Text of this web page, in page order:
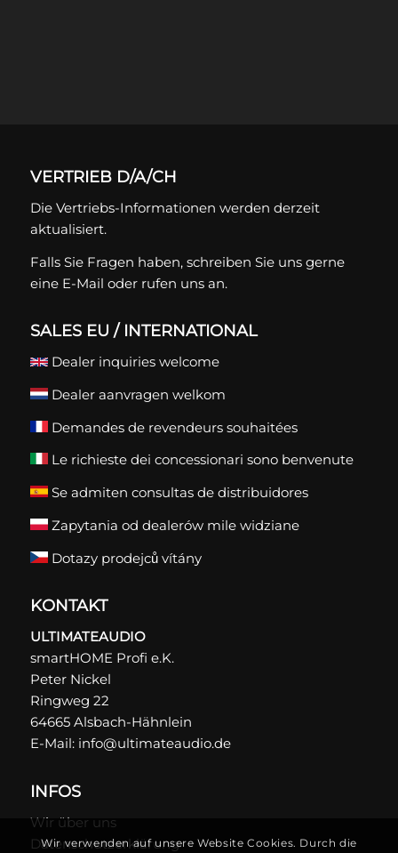
VERTRIEB D/A/CH
Die Vertriebs-Informationen werden derzeit
aktualisiert.
Falls Sie Fragen haben, schreiben Sie uns gerne
eine E-Mail oder rufen uns an.
SALES EU / INTERNATIONAL
Dealer inquiries welcome
Dealer aanvragen welkom
Demandes de revendeurs souhaitées
Le richieste dei concessionari sono benvenute
Se admiten consultas de distribuidores
Zapytania od dealerów mile widziane
Dotazy prodejců vítány
KONTAKT
ULTIMATEAUDIO
smartHOME Profi e.K.
Peter Nickel
Ringweg 22
64665 Alsbach-Hähnlein
E-Mail: info@ultimateaudio.de
INFOS
Wir über uns
Datenschutzerklärung
Wir verwenden auf unsere Website Cookies. Durch die